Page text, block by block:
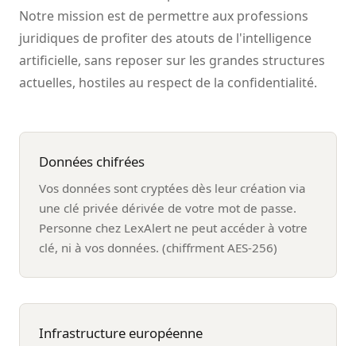
Notre mission est de permettre aux professions
juridiques de profiter des atouts de l'intelligence
artificielle, sans reposer sur les grandes structures
actuelles, hostiles au respect de la confidentialité.
Données chifrées
Vos données sont cryptées dès leur création via
une clé privée dérivée de votre mot de passe.
Personne chez LexAlert ne peut accéder à votre
clé, ni à vos données. (chiffrment AES-256)
Infrastructure européenne